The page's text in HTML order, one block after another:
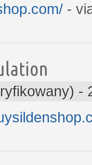
-
-